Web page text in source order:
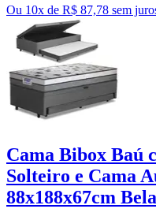
Ou 10x de R$ 87,78 sem
Cama Bibox Baú
Solteiro e Cama
88x188x67cm Bela